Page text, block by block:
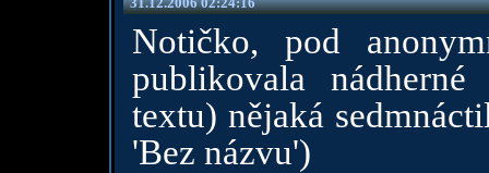
Notičko, pod
publikovala
textu) nějaká
'Bez názvu')